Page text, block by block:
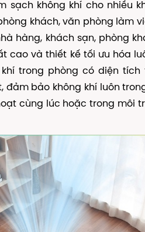
sạch không khí cho nhiều
khách, văn phòng làm
hàng, khách sạn, phòng
cao và thiết kế tối ưu hóa
trong phòng có diện tích
đảm bảo không khí luôn
cùng lúc hoặc trong môi